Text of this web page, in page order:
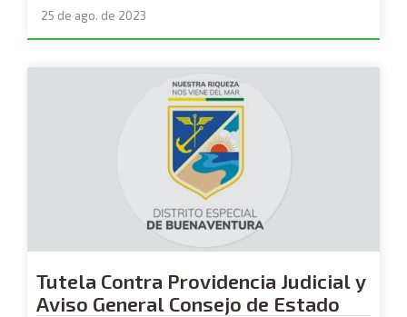
25 de ago. de 2023
Tutela Contra Providencia Judicial y
Aviso General Consejo de Estado